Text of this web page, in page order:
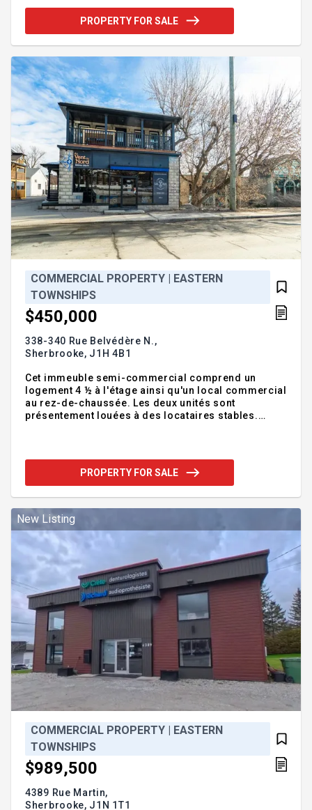
l'achalandage ainsi que les équipements et actifs
liés aux opérations (liste disponible sur demande).
Thibault selon le bail en vigueur avec la Ville, un
avantage majeur grâce à so
PROPERTY FOR SALE
COMMERCIAL PROPERTY | EASTERN
TOWNSHIPS
$450,000
338-340 Rue Belvédère N.,
Sherbrooke, J1H 4B1
Cet immeuble semi-commercial comprend un
logement 4 ½ à l'étage ainsi qu'un local commercial
au rez-de-chaussée. Les deux unités sont
présentement louées à des locataires stables.
l'immeuble seulement Incusions:Exclusions:
PROPERTY FOR SALE
New Listing
COMMERCIAL PROPERTY | EASTERN
TOWNSHIPS
$989,500
4389 Rue Martin,
Sherbrooke, J1N 1T1